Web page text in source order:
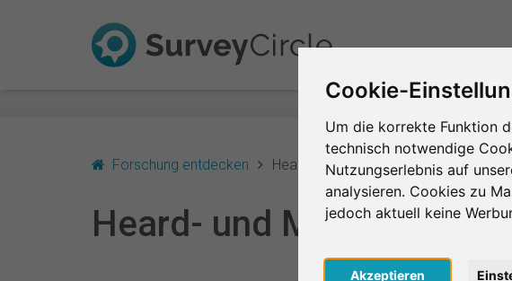
Cookie-
Um die korrekte Funktion
technisch notwendige
Nutzungserlebnis auf
analysieren. Cookies zu
jedoch aktuell keine
Akzeptieren
Forschung entdecken Heard- und McDonald-Inseln
Heard- und McDonald-